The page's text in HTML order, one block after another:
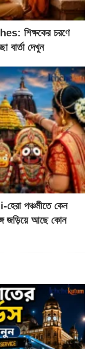
শিক্ষকের চরণে
বার্তা দেখুন
পঞ্চমীতে কেন
জড়িয়ে আছে কোন